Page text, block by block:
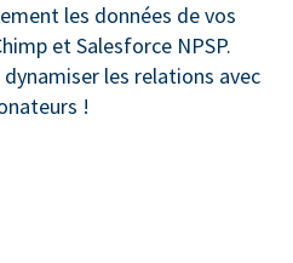
les données de vos
et Salesforce NPSP.
les relations avec
!